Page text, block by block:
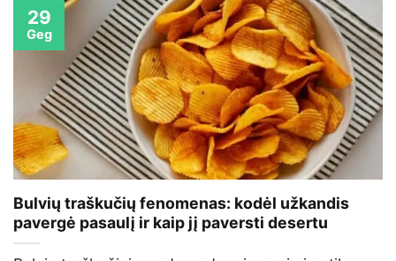
Bulvių traškučių fenomenas: kodėl užkandis
pavergė pasaulį ir kaip jį paversti desertu
29
Geg